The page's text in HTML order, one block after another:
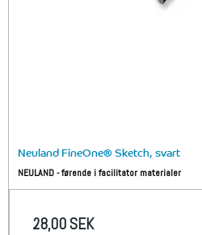
Neuland FineOne® Sketch, svart
NEULAND - førende i facilitator materialer
28,00 SEK